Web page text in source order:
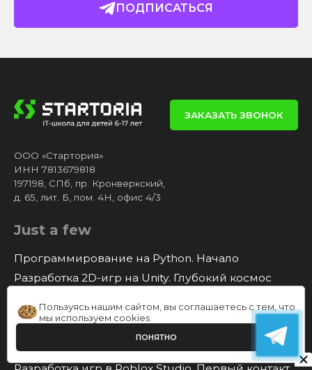
ПОДПИСАТЬСЯ
ООО «Стартория»
ИНН 7813679818
197198, СПб, пр. Кронверкский,
д. 65, лит. Б, пом. 4Н, офис 4/3
ЗАКАЗАТЬ ЗВОНОК
Just a few
Программирование на Python. Начало
Разработка 2D-игр на Unity. Глубокий космос
Олимпиадное программирование на C++.
Революция
Разработка модов в Minecraft: Новая империя
Пользуясь нашим сайтом, вы соглашаетесь с тем, что
мы используем cookies
ПОНЯТНО